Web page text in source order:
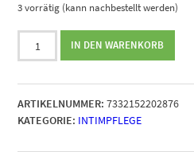
3 vorrätig (kann nachbestellt werden)
Feuchttücher
IN DEN WARENKORB
ARTIKELNUMMER: 7332152202876
KATEGORIE: INTIMPFLEGE